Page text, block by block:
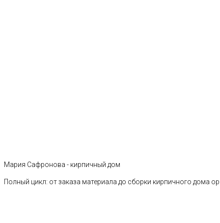
Мария Сафронова - кирпичный дом
Полный цикл: от заказа материала до сборки кирпичного дома